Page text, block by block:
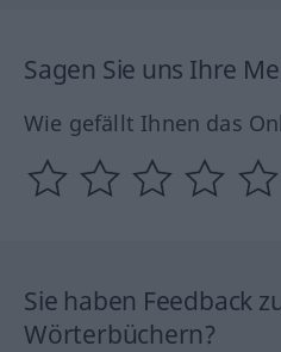
Sagen Sie uns Ihre
Wie gefällt Ihnen das
Sie haben Feedback
Wörterbüchern?